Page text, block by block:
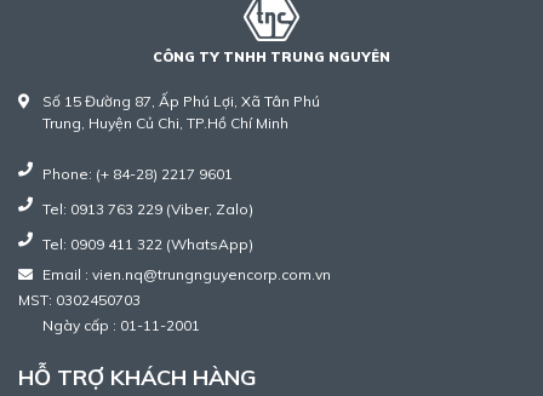
CÔNG TY TNHH TRUNG NGUYÊN
Số 15 Đường 87, Ấp Phú Lợi, Xã Tân Phú
Trung, Huyện Củ Chi, TP.Hồ Chí Minh
Phone: (+ 84-28) 2217 9601
Tel: 0913 763 229 (Viber, Zalo)
Tel: 0909 411 322 (WhatsApp)
Email : vien.nq@trungnguyencorp.com.vn
MST: 0302450703
Ngày cấp : 01-11-2001
HỖ TRỢ KHÁCH HÀNG